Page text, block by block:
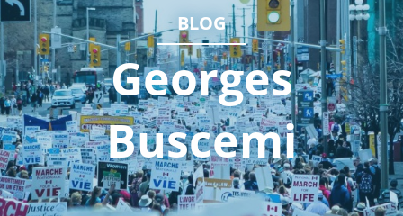
Agir
Boutique
BLOG
Georges
Buscemi